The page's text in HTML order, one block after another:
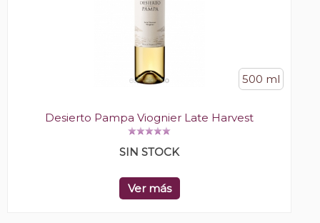
500 ml
Desierto Pampa Viognier Late Harvest
SIN STOCK
Ver más